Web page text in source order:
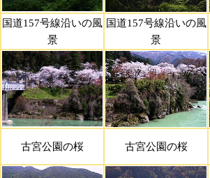
国道157号線沿いの風
景
国道157号線沿いの風
景
古宮公園の桜 古宮公園の桜